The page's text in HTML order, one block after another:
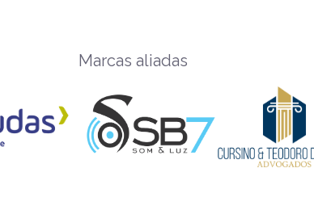
Marcas aliadas